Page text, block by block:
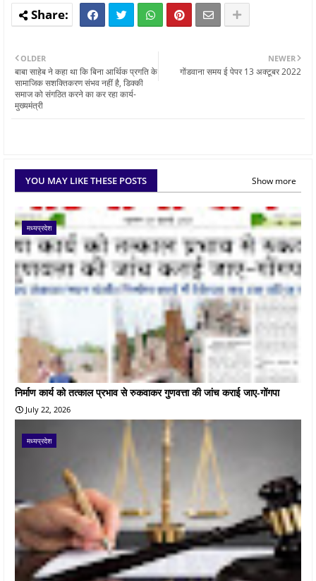
NEWER
गोंडवाना समय ई पेपर 13 अक्टूबर 2022
OLDER
बाबा साहेब ने कहा था कि बिना आर्थिक प्रगति के
सामाजिक सशक्तिकरण संभव नहीं है, डिक्की
समाज को संगठित करने का कर रहा कार्य-
मुख्यमंत्री
YOU MAY LIKE THESE POSTS Show more
मध्यप्रदेश
निर्माण कार्य को तत्काल प्रभाव से रुकवाकर गुणवत्ता की जांच कराई जाए-गोंगपा
July 22, 2026
मध्यप्रदेश